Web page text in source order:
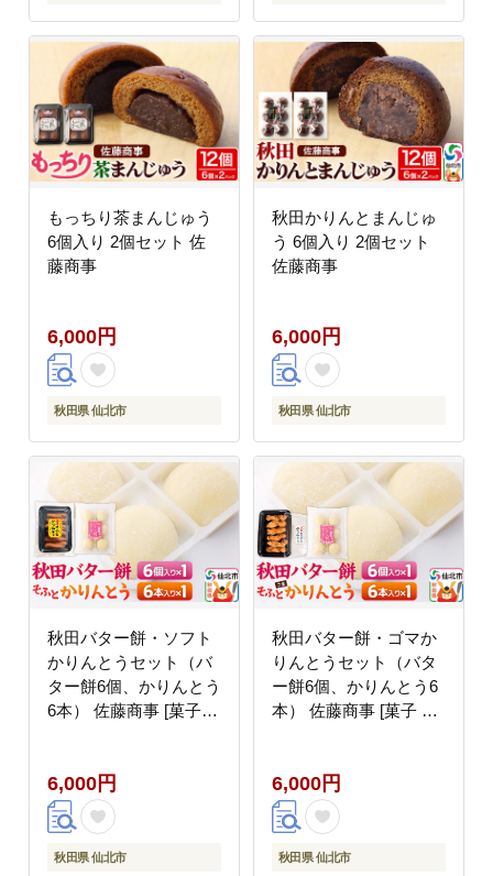
もっちり茶まんじゅう
6個入り 2個セット 佐
藤商事
6,000円
秋田県 仙北市
秋田かりんとまんじゅ
う 6個入り 2個セット
佐藤商事
6,000円
秋田県 仙北市
秋田バター餅・ソフト
かりんとうセット（バ
ター餅6個、かりんとう
6本） 佐藤商事 [菓子
ツ おやつ バター餅 か
りんとう 食べ比べ セッ
ト]
6,000円
秋田県 仙北市
秋田バター餅・ゴマか
りんとうセット（バタ
ー餅6個、かりんとう6
本） 佐藤商事 [菓子 お
おやつ バター餅 ゴマ
かりんとう 食べ比べ セ
ット]
6,000円
秋田県 仙北市